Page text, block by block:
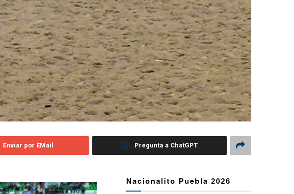
Enviar por EMail Pregunta a ChatGPT
Nacionalito Puebla 2026